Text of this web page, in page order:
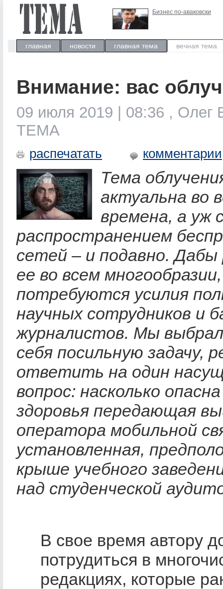
Бизнес по-аваковски
главная новости главная тема вечная тема
Внимание: вас
09 июля 2019 | 08:36 , Олег
ТЕМА
распечатать комментарии
Тема
актуальна во
времена, а уж
распространением
сетей – и подавно.
ее во всем многообразии,
потребуются усилия
научных сотрудников и
журналистов. Мы
себя посильную задачу,
ответить на один
вопрос: насколько
здоровья передающая
оператора мобильной
установленная,
крыше учебного
над студенческой
В свое время автору
потрудиться в
редакциях, которые